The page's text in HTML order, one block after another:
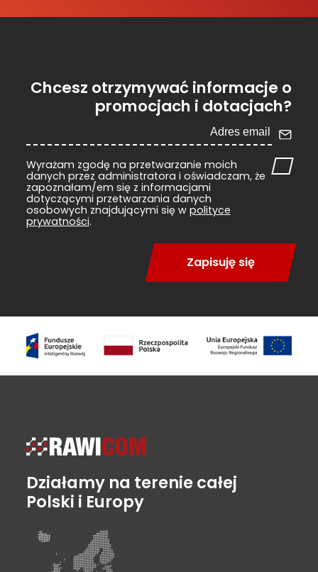
Działamy na terenie całej
Polski i Europy
Chcesz otrzymywać informacje o
promocjach i dotacjach?
Wyrażam zgodę na przetwarzanie moich
danych przez administratora i oświadczam, że
zapoznałam/em się z informacjami
dotyczącymi przetwarzania danych
osobowych znajdującymi się w polityce
prywatności.
Zapisuję się